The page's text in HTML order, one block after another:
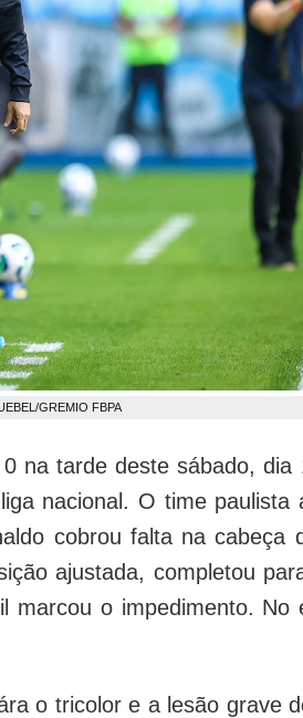
GREMIO FBPA
na tarde deste sábado, dia
nacional. O time paulista
cobrou falta na cabeça
ajustada, completou
marcou o impedimento. No
o tricolor e a lesão grave